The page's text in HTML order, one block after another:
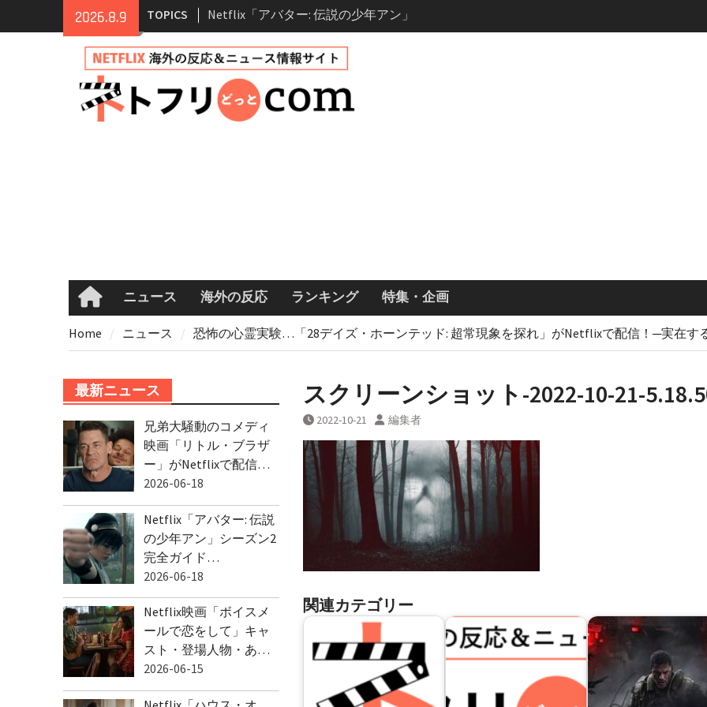
2026.8.9 TOPICS
Netflix「アバター: 伝説の少年アン」
シーズン2 完全ガイド｜キャスト・
登場人物・あらすじ・シーズン3最新
情報
Netflix映画「ボイスメールで恋をし
て」キャスト・登場人物・あらすじ
め
Homeニュース 海外の反応 ランキング 特集・企画
Home ニュース 恐怖の心霊実験…「28デイズ・ホーンテッド: 超常現象を探れ」がNetflixで配信！─実在す
スクリーンショット-2022-10-21-
2022-10-21 編集者
関連カテゴリー
最新ニュース
兄弟大騒動のコメディ
映画「リトル・ブラザ
ー」がNetflixで配信…
2026-06-18
Netflix「アバター: 伝説
の少年アン」シーズン2
完全ガイド…
2026-06-18
Netflix映画「ボイスメ
ールで恋をして」キャ
スト・登場人物・あ…
2026-06-15